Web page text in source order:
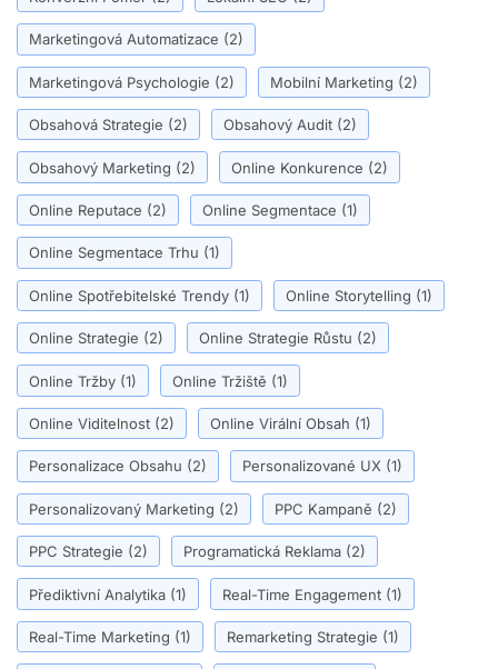
Marketingová Automatizace (2)
Marketingová Psychologie (2) Mobilní Marketing (2)
Obsahová Strategie (2) Obsahový Audit (2)
Obsahový Marketing (2) Online Konkurence (2)
Online Reputace (2) Online Segmentace (1)
Online Segmentace Trhu (1)
Online Spotřebitelské Trendy (1) Online Storytelling (1)
Online Strategie (2) Online Strategie Růstu (2)
Online Tržby (1) Online Tržiště (1)
Online Viditelnost (2) Online Virální Obsah (1)
Personalizace Obsahu (2) Personalizované UX (1)
Personalizovaný Marketing (2) PPC Kampaně (2)
PPC Strategie (2) Programatická Reklama (2)
Přediktivní Analytika (1) Real-Time Engagement (1)
Real-Time Marketing (1) Remarketing Strategie (1)